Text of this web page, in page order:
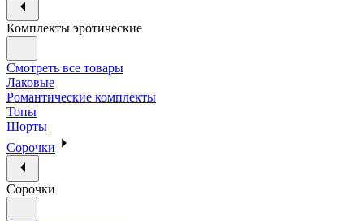
Комплекты эротические
Смотреть все товары
Лаковые
Романтические комплекты
Топы
Шорты
Сорочки
Сорочки